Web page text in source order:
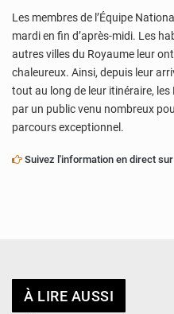
Les membres de l’Équipe
mardi en fin d’après-midi. Les
autres villes du Royaume leur
chaleureux. Ainsi, depuis leur
tout au long de leur itinéraire,
par un public venu nombreux
parcours exceptionnel.
Suivez l'information en direct
À LIRE AUSSI